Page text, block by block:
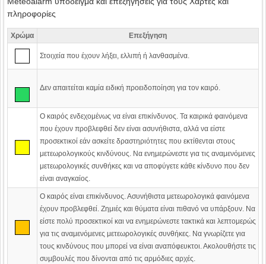
πληροφορίες
Χρώμα Επεξήγηση
Στοιχεία που έχουν λήξει, ελλιπή ή λανθασμένα.
Δεν απαιτείται καμία ειδική προειδοποίηση για τον καιρό.
Ο καιρός ενδεχομένως να είναι επικίνδυνος. Τα καιρικά φαινόμενα
που έχουν προβλεφθεί δεν είναι ασυνήθιστα, αλλά να είστε
προσεκτικοί εάν ασκείτε δραστηριότητες που εκτίθενται στους
μετεωρολογικούς κινδύνους. Να ενημερώνεστε για τις αναμενόμενες
μετεωρολογικές συνθήκες και να αποφύγετε κάθε κίνδυνο που δεν
είναι αναγκαίος.
Ο καιρός είναι επικίνδυνος. Ασυνήθιστα μετεωρολογικά φαινόμενα
έχουν προβλεφθεί. Ζημιές και θύματα είναι πιθανό να υπάρξουν. Να
είστε πολύ προσεκτικοί και να ενημερώνεστε τακτικά και λεπτομερώς
για τις αναμενόμενες μετεωρολογικές συνθήκες. Να γνωρίζετε για
τους κινδύνους που μπορεί να είναι αναπόφευκτοι. Ακολουθήστε τις
συμβουλές που δίνονται από τις αρμόδιες αρχές.